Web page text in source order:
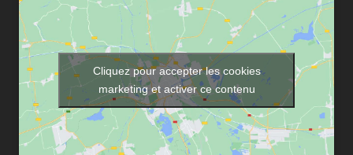
Cliquez pour accepter les cookies
marketing et activer ce contenu